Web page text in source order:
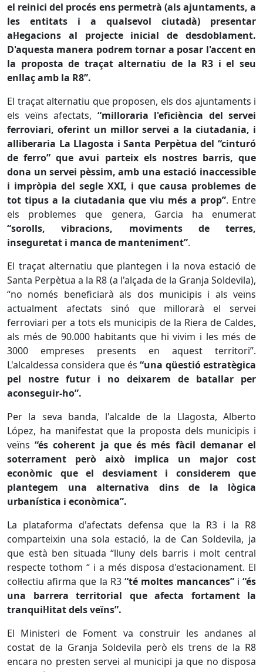
el reinici del procés ens permetrà (als ajuntaments, a
les entitats i a qualsevol ciutadà) presentar
al·legacions al projecte inicial de desdoblament.
D'aquesta manera podrem tornar a posar l'accent en
la proposta de traçat alternatiu de la R3 i el seu
enllaç amb la R8”.
El traçat alternatiu que proposen, els dos ajuntaments i
els veïns afectats, “milloraria l'eficiència del servei
ferroviari, oferint un millor servei a la ciutadania, i
alliberaria La Llagosta i Santa Perpètua del “cinturó
de ferro” que avui parteix els nostres barris, que
dona un servei pèssim, amb una estació inaccessible
i impròpia del segle XXI, i que causa problemes de
tot tipus a la ciutadania que viu més a prop”. Entre
els problemes que genera, Garcia ha enumerat
“sorolls, vibracions, moviments de terres,
inseguretat i manca de manteniment”.
El traçat alternatiu que plantegen i la nova estació de
Santa Perpètua a la R8 (a l'alçada de la Granja Soldevila),
“no només beneficiarà als dos municipis i als veïns
actualment afectats sinó que millorarà el servei
ferroviari per a tots els municipis de la Riera de Caldes,
als més de 90.000 habitants que hi vivim i les més de
3000 empreses presents en aquest territori”.
L'alcaldessa considera que és “una qüestió estratègica
pel nostre futur i no deixarem de batallar per
aconseguir-ho”.
Per la seva banda, l'alcalde de la Llagosta, Alberto
López, ha manifestat que la proposta dels municipis i
veïns“és coherent ja que és més fàcil demanar el
soterrament però això implica un major cost
econòmic que el desviament i considerem que
plantegem una alternativa dins de la lògica
urbanística i econòmica”.
La plataforma d'afectats defensa que la R3 i la R8
comparteixin una sola estació, la de Can Soldevila, ja
que està ben situada “lluny dels barris i molt central
respecte tothom “ i a més disposa d'estacionament. El
col·lectiu afirma que la R3“té moltes mancances”i“és
una barrera territorial que afecta fortament la
tranquil·litat dels veïns”.
El Ministeri de Foment va construir les andanes al
costat de la Granja Soldevila però els trens de la R8
encara no presten servei al municipi ja que no disposa